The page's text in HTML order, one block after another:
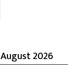
August 2026